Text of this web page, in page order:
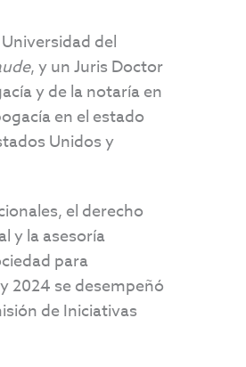
del
, y un Juris Doctor
y de la notaría en
en el estado
Unidos y
el derecho
y la asesoría
para
2024 se desempeñó
de Iniciativas